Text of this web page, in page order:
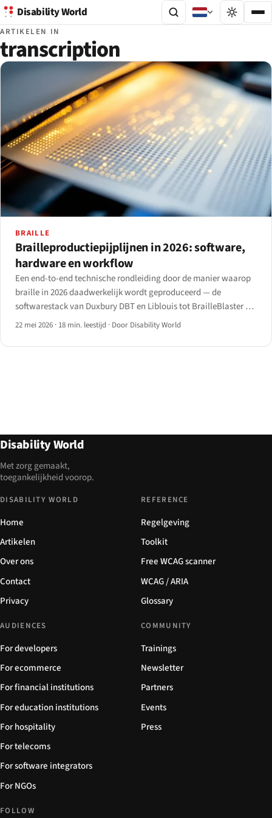
Disability World
ARTIKELEN IN
transcription
BRAILLE
Brailleproductiepijplijnen in 2026: software,
hardware en workflow
Een end-to-end technische rondleiding door de manier waarop
braille in 2026 daadwerkelijk wordt geproduceerd — de
softwarestack van Duxbury DBT en Liblouis tot BrailleBlaster en
RoboBraille, de embosse-families van Index en Enabling
22 mei 2026 · 18 min. leestijd · Door Disability World
Disability World
Met zorg gemaakt,
toegankelijkheid voorop.
DISABILITY WORLD
Home
Artikelen
Over ons
Contact
Privacy
REFERENCE
Regelgeving
Toolkit
Free WCAG scanner
WCAG / ARIA
Glossary
AUDIENCES
For developers
For ecommerce
For financial institutions
For education institutions
For hospitality
For telecoms
For software integrators
For NGOs
COMMUNITY
Trainings
Newsletter
Partners
Events
Press
FOLLOW